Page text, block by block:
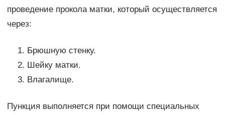
проведение прокола матки, который осуществляется
через:
Брюшную стенку.
Шейку матки.
Влагалище.
Пункция выполняется при помощи специальных